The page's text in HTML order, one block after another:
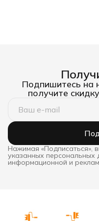
Подпишитесь на
получите
Нажимая «Подписаться»,
указанных персональных
информационной и